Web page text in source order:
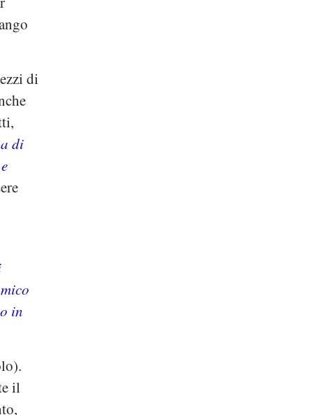
di
di
in
il